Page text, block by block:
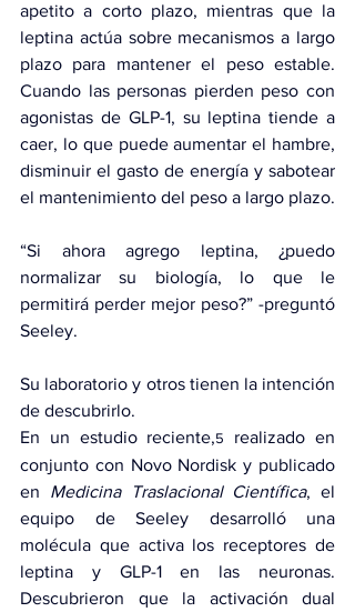
apetito a corto plazo, mientras que la
leptina actúa sobre mecanismos a largo
plazo para mantener el peso estable.
Cuando las personas pierden peso con
agonistas de GLP-1, su leptina tiende a
caer, lo que puede aumentar el hambre,
disminuir el gasto de energía y sabotear
el mantenimiento del peso a largo plazo.
“Si ahora agrego leptina, ¿puedo
normalizar su biología, lo que le
permitirá perder mejor peso?” -preguntó
Seeley.
Su laboratorio y otros tienen la intención
de descubrirlo.
En un estudio reciente,5
realizado en
conjunto con Novo Nordisk y publicado
en Medicina Traslacional Científica, el
equipo de Seeley desarrolló una
molécula que activa los receptores de
leptina y GLP-1 en las neuronas.
Descubrieron que la activación dual